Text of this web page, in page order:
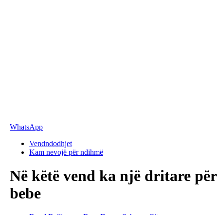
WhatsApp
Vendndodhjet
Kam nevojë për ndihmë
Në këtë vend ka një dritare për
bebe